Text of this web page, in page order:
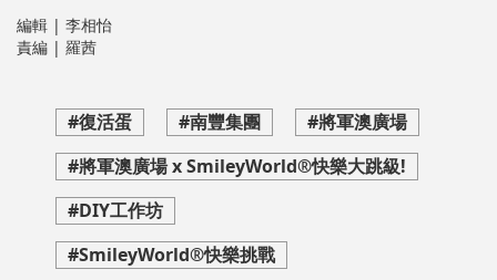
編輯 | 李相怡
責編 | 羅茜
#復活蛋 #南豐集團
#將軍澳廣場
#將軍澳廣場 x SmileyWorld®快樂大跳級!
#DIY工作坊
#SmileyWorld®快樂挑戰